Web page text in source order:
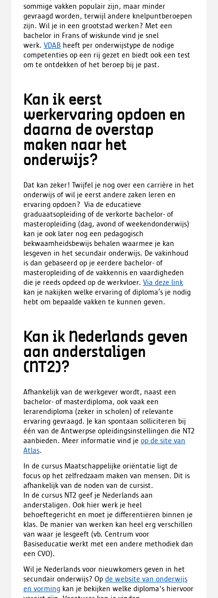
sommige vakken populair zijn, maar minder
gevraagd worden, terwijl andere knelpuntberoepen
zijn. Wil je in een grootstad werken? Met een
bachelor in Frans of wiskunde vind je snel
werk. VDAB heeft per onderwijstype de nodige
competenties op een rij gezet en biedt ook een test
om te ontdekken of het beroep bij je past.
Kan ik eerst
werkervaring opdoen en
daarna de overstap
maken naar het
onderwijs?
Dat kan zeker! Twijfel je nog over een carrière in het
onderwijs of wil je eerst andere zaken leren en
ervaring opdoen? Via de educatieve
graduaatsopleiding of de verkorte bachelor- of
masteropleiding (dag, avond of weekendonderwijs)
kan je ook later nog een pedagogisch
bekwaamheidsbewijs behalen waarmee je kan
lesgeven in het secundair onderwijs. De vakinhoud
is dan gebaseerd op je eerdere bachelor- of
masteropleiding of de vakkennis en vaardigheden
die je reeds opdeed op de werkvloer. Via deze link
kan je nakijken welke ervaring of diploma’s je nodig
hebt om bepaalde vakken te kunnen geven.
Kan ik Nederlands geven
aan anderstaligen
(NT2)?
Afhankelijk van de werkgever wordt, naast een
bachelor- of masterdiploma, ook vaak een
lerarendiploma (zeker in scholen) of relevante
ervaring gevraagd. Je kan spontaan solliciteren bij
één van de Antwerpse opleidingsinstellingen die NT2
aanbieden. Meer informatie vind je op de site van
Atlas.
In de cursus Maatschappelijke oriëntatie ligt de
focus op het zelfredzaam maken van mensen. Dit is
afhankelijk van de noden van de cursist.
In de cursus NT2 geef je Nederlands aan
anderstaligen. Ook hier werk je heel
behoeftegericht en moet je differentiëren binnen je
klas. De manier van werken kan heel erg verschillen
van waar je lesgeeft (vb. Centrum voor
Basiseducatie werkt met een andere methodiek dan
een CVO).
Wil je Nederlands voor nieuwkomers geven in het
secundair onderwijs? Op de website van onderwijs
en vorming kan je bekijken welke diploma's hiervoor